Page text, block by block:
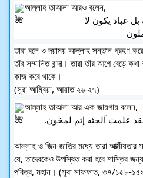
আল্লাহ তাআলা আরও বলেন,
بل عباد يكون لا
তারা বলে ও দয়াময় আল্লাহ সন্তান গ্রহণ
তাঁর সম্মানিত বান্দা। তারা তাঁর আগে বেড়ে
কাজ করে থাকে।
(সূরা আম্বিয়া, আয়াত ২৬-২৭)
আল্লাহ তাআলা আর এক জায়গায় বলেন,
علمت آلجئه إثم لمخون.
আল্লাহ ও জিন জাতির মধ্যে তারা আত্মীয়তার
যে, তাদেরকেও উপস্থিত করা হবে শাস্তির
পবিত্র, মহান। (সূরা সাফফাত, ৩৭/১৫৮-